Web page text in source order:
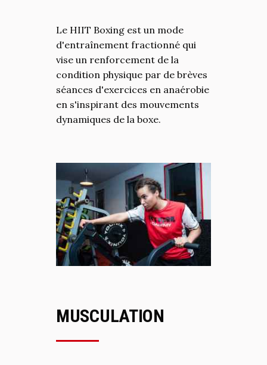
Le HIIT Boxing est un mode
d'entraînement fractionné qui
vise un renforcement de la
condition physique par de brèves
séances d'exercices en anaérobie
en s'inspirant des mouvements
dynamiques de la boxe.
MUSCULATION